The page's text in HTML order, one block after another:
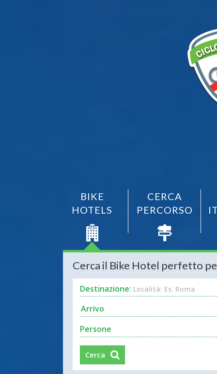
BIKE
HOTELS
CERCA
PERCORSO
Cerca il Bike Hotel perfetto
Destinazione: Località: Es. Roma
Persone
Cerca